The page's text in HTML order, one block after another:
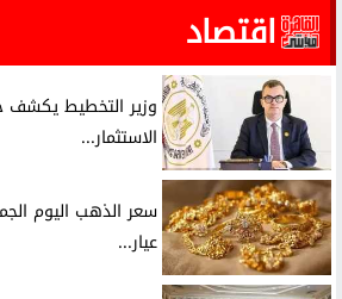
اقتصاد
وزير التخطيط يكشف
الاستثمار...
عيار...